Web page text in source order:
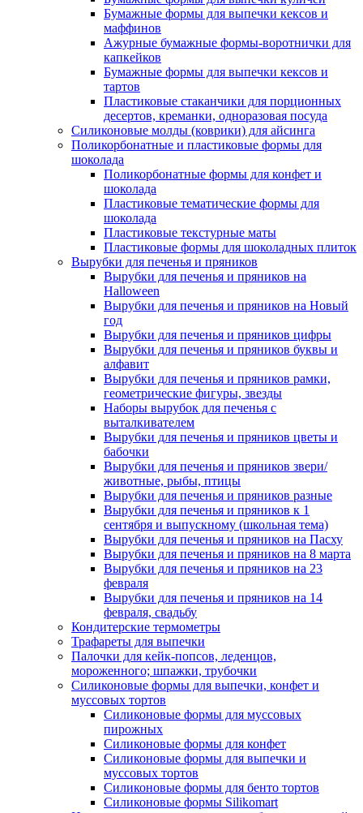
Бумажные формы для выпечки кексов и
маффинов
Ажурные бумажные формы-воротнички для
капкейков
Бумажные формы для выпечки кексов и
тартов
Пластиковые стаканчики для порционных
десертов, креманки, одноразовая посуда
Силиконовые молды (коврики) для айсинга
Поликорбонатные и пластиковые формы для
шоколада
Поликорбонатные формы для конфет и
шоколада
Пластиковые тематические формы для
шоколада
Пластиковые текстурные маты
Пластиковые формы для шоколадных плиток
Вырубки для печенья и пряников
Вырубки для печенья и пряников на
Halloween
Вырубки для печенья и пряников на Новый
год
Вырубки для печенья и пряников цифры
Вырубки для печенья и пряников буквы и
алфавит
Вырубки для печенья и пряников рамки,
геометрические фигуры, звезды
Наборы вырубок для печенья с
выталкивателем
Вырубки для печенья и пряников цветы и
бабочки
Вырубки для печенья и пряников звери/
животные, рыбы, птицы
Вырубки для печенья и пряников разные
Вырубки для печенья и пряников к 1
сентября и выпускному (школьная тема)
Вырубки для печенья и пряников на Пасху
Вырубки для печенья и пряников на 8 марта
Вырубки для печенья и пряников на 23
февраля
Вырубки для печенья и пряников на 14
февраля, свадьбу
Кондитерские термометры
Трафареты для выпечки
Палочки для кейк-попсов, леденцов,
мороженного; шпажки, трубочки
Силиконовые формы для выпечки, конфет и
муссовых тортов
Силиконовые формы для муссовых
пирожных
Силиконовые формы для конфет
Силиконовые формы для выпечки и
муссовых тортов
Силиконовые формы для бенто тортов
Силиконовые формы Silikomart